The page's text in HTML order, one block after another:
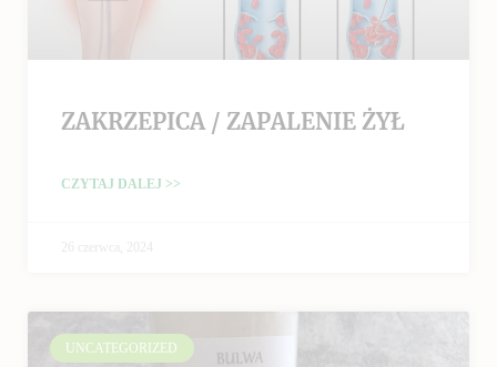
ZAKRZEPICA / ZAPALENIE ŻYŁ
CZYTAJ DALEJ >>
26 czerwca, 2024
UNCATEGORIZED